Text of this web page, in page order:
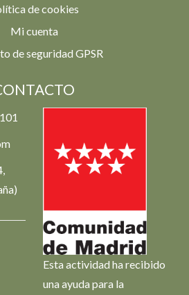
de cookies
Mi cuenta
de seguridad GPSR
Esta actividad ha recibido
una ayuda para la